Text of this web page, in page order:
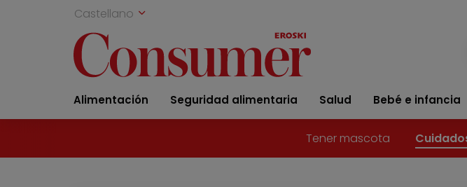
Castellano
Alimentación Seguridad alimentaria Salud Bebé e infancia
Tener mascota